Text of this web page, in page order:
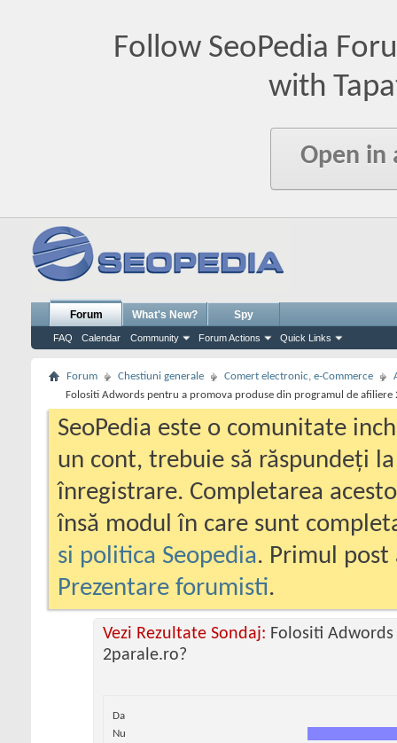
Follow SeoPedia
with
Open in
Forum
FAQ Calendar Community Forum Actions Quick Links
What's New? Spy
Forum Chestiuni generale Comert electronic, e-Commerce
Folositi Adwords pentru a promova produse din programul de afiliere
SeoPedia este o comunitate
un cont, trebuie să răspundeți
înregistrare. Completarea
însă modul în care sunt
si politica Seopedia. Primul
Prezentare forumisti.
Vezi Rezultate Sondaj: Folositi
2parale.ro?
Da
Nu